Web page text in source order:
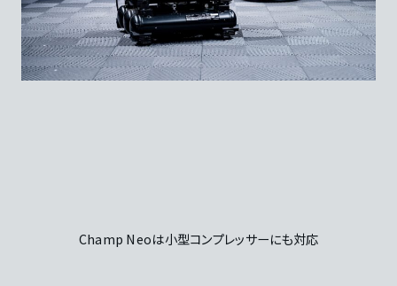
Champ Neoは小型コンプレッサーにも対応